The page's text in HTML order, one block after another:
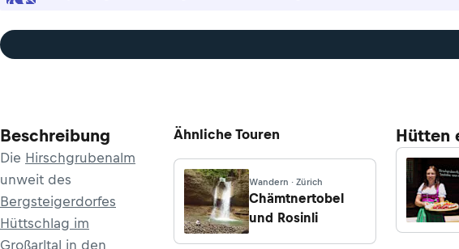
Beschreibung
Die Hirschgrubenalm
unweit des
Bergsteigerdorfes
Hüttschlag im
Großarltal in den
Ähnliche Touren
Wandern · Zürich
Chämtnertobel
und Rosinli
Hütten